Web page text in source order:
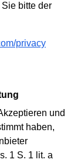
bitte der
privacy
und
haben,
1 S. 1 lit. a